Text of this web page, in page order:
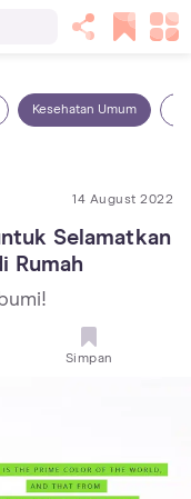
Kesehatan Umum
14 August 2022
Selamatkan
Rumah
Simpan